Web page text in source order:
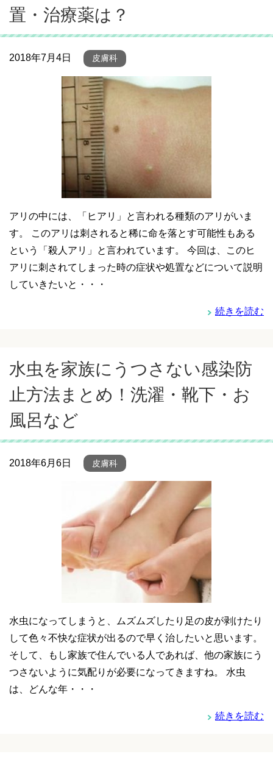
置・治療薬は？
2018年7月4日 皮膚科
アリの中には、「ヒアリ」と言われる種類のアリがいま
す。 このアリは刺されると稀に命を落とす可能性もある
という「殺人アリ」と言われています。 今回は、このヒ
アリに刺されてしまった時の症状や処置などについて説明
していきたいと・・・
続きを読む
水虫を家族にうつさない感染防
止方法まとめ！洗濯・靴下・お
風呂など
2018年6月6日 皮膚科
水虫になってしまうと、ムズムズしたり足の皮が剥けたり
して色々不快な症状が出るので早く治したいと思います。
そして、もし家族で住んでいる人であれば、他の家族にう
つさないように気配りが必要になってきますね。 水虫
は、どんな年・・・
続きを読む